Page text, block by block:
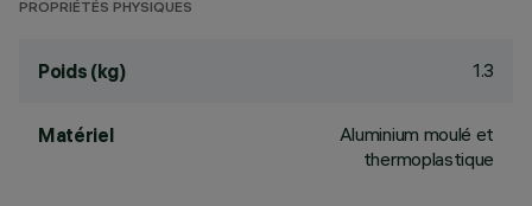
PROPRIÉTÉS PHYSIQUES
Poids (kg) 1.3
Matériel
Aluminium moulé et
thermoplastique